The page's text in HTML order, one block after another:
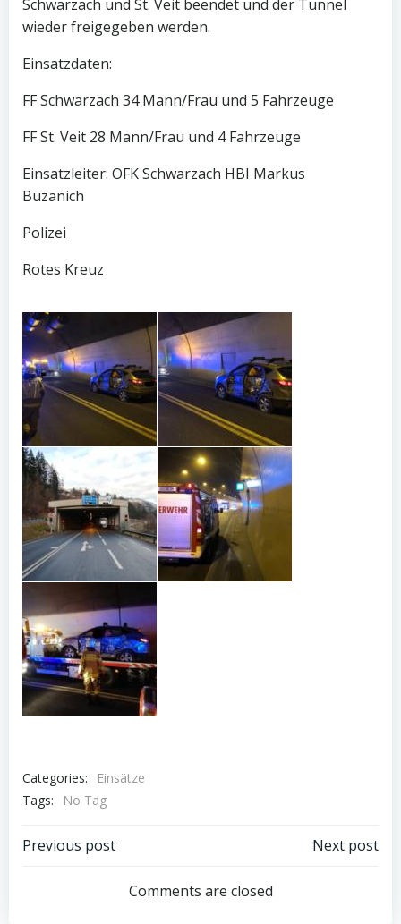
Schwarzach und St. Veit beendet und der Tunnel
wieder freigegeben werden.
Einsatzdaten:
FF Schwarzach 34 Mann/Frau und 5 Fahrzeuge
FF St. Veit 28 Mann/Frau und 4 Fahrzeuge
Einsatzleiter: OFK Schwarzach HBI Markus
Buzanich
Polizei
Rotes Kreuz
Categories:
Einsätze
Tags:
No Tag
Post
navigation
Previous post
navigation
Next post
Comments are closed